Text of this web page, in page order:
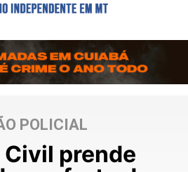
POLICIAL
prende